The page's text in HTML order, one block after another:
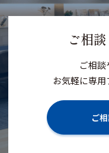
ご相
ご相談
お気軽に専
ご